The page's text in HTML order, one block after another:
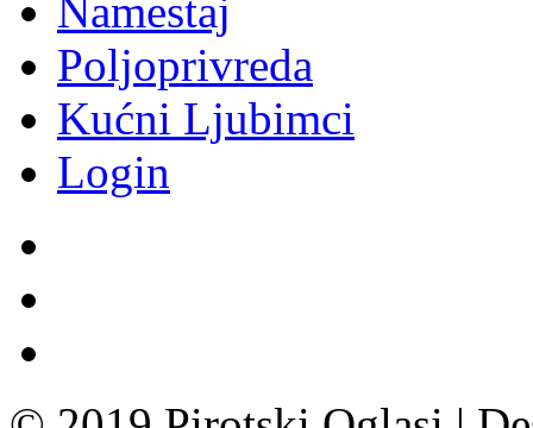
Namestaj
Poljoprivreda
Kućni Ljubimci
Login